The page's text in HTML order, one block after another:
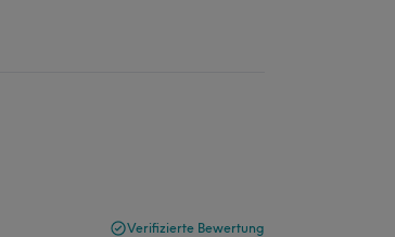
Verifizierte Bewertung